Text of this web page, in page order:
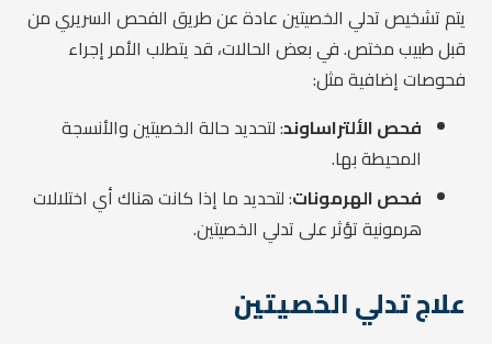
يتم تشخيص تدلي الخصيتين عادة عن طريق الفحص السريري من
قبل طبيب مختص. في بعض الحالات، قد يتطلب الأمر إجراء
فحوصات إضافية مثل:
فحص الألتراساوند: لتحديد حالة الخصيتين والأنسجة
المحيطة بها.
فحص الهرمونات: لتحديد ما إذا كانت هناك أي اختلالات
هرمونية تؤثر على تدلي الخصيتين.
علاج تدلي الخصيتين